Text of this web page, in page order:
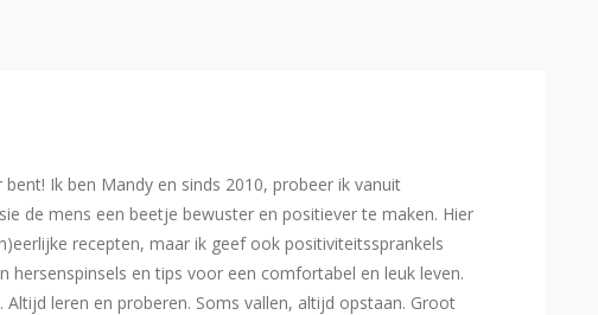
Ik ben Mandy en sinds 2010, probeer ik vanuit
de mens een beetje bewuster en positiever te maken. Hier
recepten, maar ik geef ook positiviteitssprankels
hersenspinsels en tips voor een comfortabel en leuk leven.
Altijd leren en proberen. Soms vallen, altijd opstaan. Groot